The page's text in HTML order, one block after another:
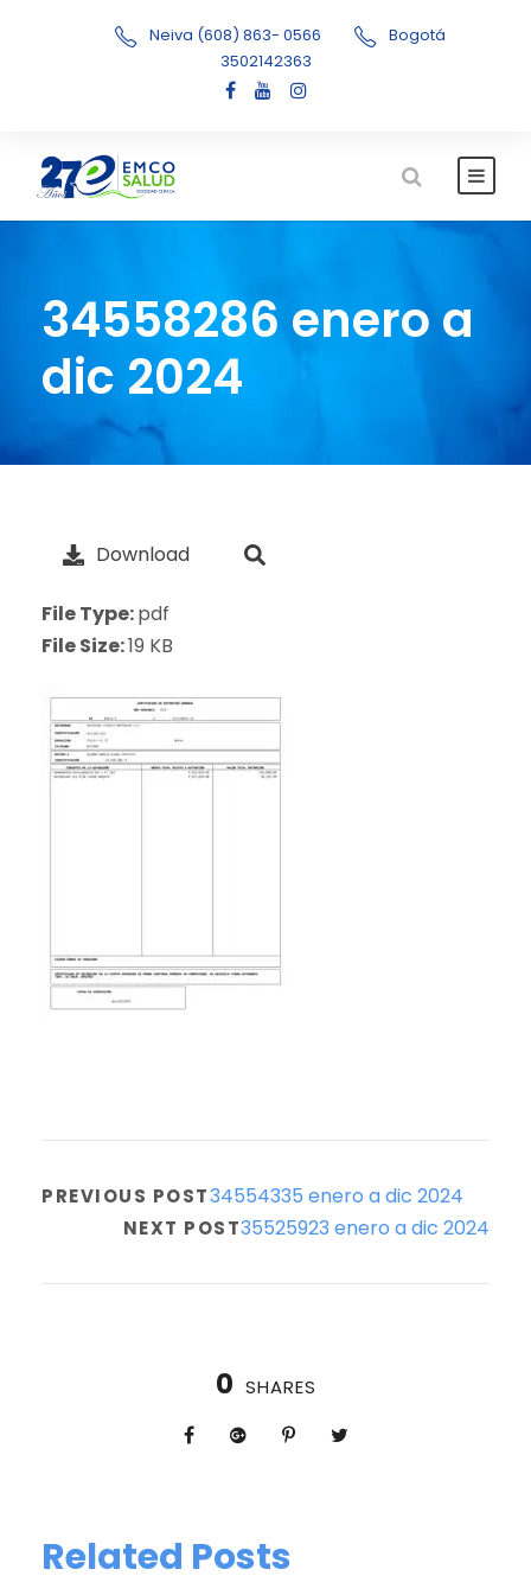
Neiva (608) 863- 0566
Bogotá
3502142363
34558286 enero a
dic 2024
Download
File Type:pdf
File Size:19 KB
PREVIOUS POST34554335 enero a dic 2024
NEXT POST35525923 enero a dic 2024
0 SHARES
Related Posts